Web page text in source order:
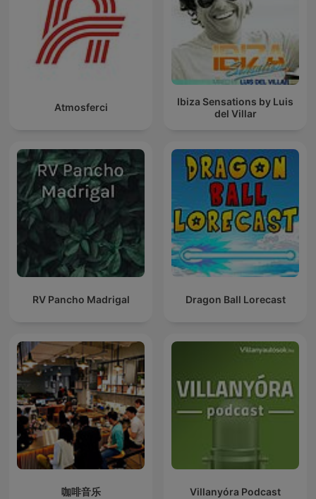
Atmosferci
Ibiza Sensations by Luis
del Villar
RV Pancho Madrigal Dragon Ball Lorecast
咖啡音乐 Villanyóra Podcast